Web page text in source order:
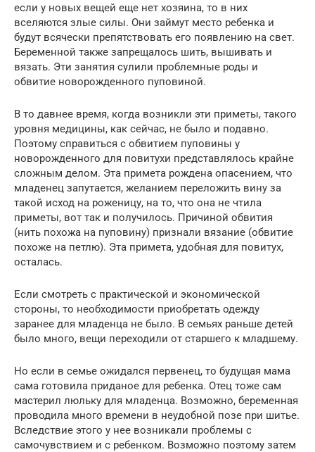
если у новых вещей еще нет хозяина, то в них
вселяются злые силы. Они займут место ребенка и
будут всячески препятствовать его появлению на свет.
Беременной также запрещалось шить, вышивать и
вязать. Эти занятия сулили проблемные роды и
обвитие новорожденного пуповиной.
В то давнее время, когда возникли эти приметы, такого
уровня медицины, как сейчас, не было и подавно.
Поэтому справиться с обвитием пуповины у
новорожденного для повитухи представлялось крайне
сложным делом. Эта примета рождена опасением, что
младенец запутается, желанием переложить вину за
такой исход на роженицу, на то, что она не чтила
приметы, вот так и получилось. Причиной обвития
(нить похожа на пуповину) признали вязание (обвитие
похоже на петлю). Эта примета, удобная для повитух,
осталась.
Если смотреть с практической и экономической
стороны, то необходимости приобретать одежду
заранее для младенца не было. В семьях раньше детей
было много, вещи переходили от старшего к младшему.
Но если в семье ожидался первенец, то будущая мама
сама готовила приданое для ребенка. Отец тоже сам
мастерил люльку для младенца. Возможно, беременная
проводила много времени в неудобной позе при шитье.
Вследствие этого у нее возникали проблемы с
самочувствием и с ребенком. Возможно поэтому затем